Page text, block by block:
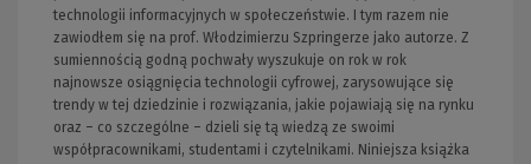
technologii informacyjnych w społeczeństwie. I tym razem nie
zawiodłem się na prof. Włodzimierzu Szpringerze jako autorze. Z
sumiennością godną pochwały wyszukuje on rok w rok
najnowsze osiągnięcia technologii cyfrowej, zarysowujące się
trendy w tej dziedzinie i rozwiązania, jakie pojawiają się na rynku
oraz – co szczególne – dzieli się tą wiedzą ze swoimi
współpracownikami, studentami i czytelnikami. Niniejsza książka